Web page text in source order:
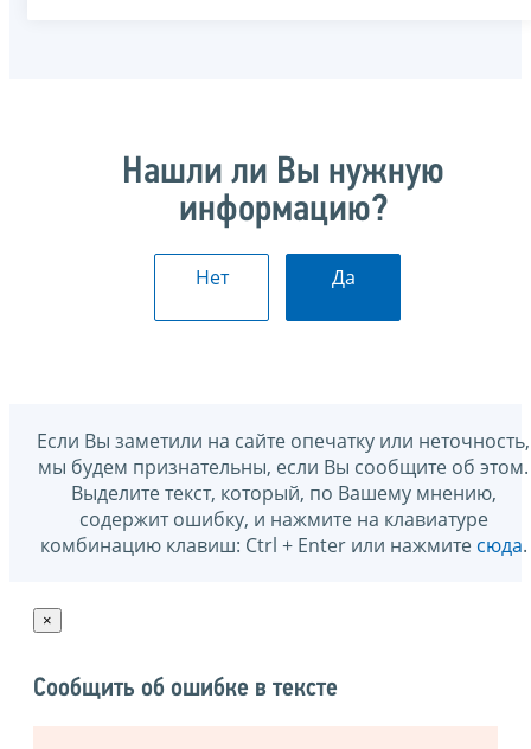
Нашли ли Вы нужную
информацию?
Нет Да
Если Вы заметили на сайте опечатку или неточность,
мы будем признательны, если Вы сообщите об этом.
Выделите текст, который, по Вашему мнению,
содержит ошибку, и нажмите на клавиатуре
комбинацию клавиш: Ctrl + Enter или нажмите сюда.
×
Сообщить об ошибке в тексте